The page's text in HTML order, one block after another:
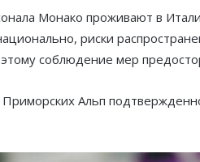
Монако проживают в
риски
соблюдение мер
Альп